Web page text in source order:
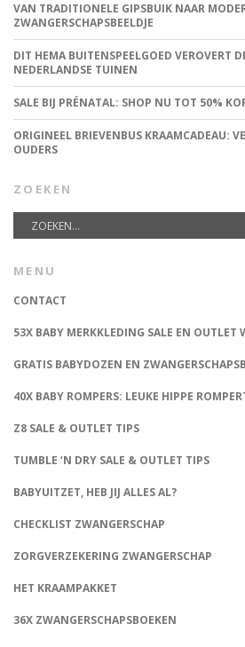
VAN TRADITIONELE GIPSBUIK NAAR
ZWANGERSCHAPSBEELDJE
DIT HEMA BUITENSPEELGOED VEROVERT
NEDERLANDSE TUINEN
SALE BIJ PRÉNATAL: SHOP NU TOT 50%
ORIGINEEL BRIEVENBUS KRAAMCADEAU:
OUDERS
ZOEKEN
MENU
CONTACT
53X BABY MERKKLEDING SALE EN OUTLET
GRATIS BABYDOZEN EN
40X BABY ROMPERS: LEUKE HIPPE
Z8 SALE & OUTLET TIPS
TUMBLE ‘N DRY SALE & OUTLET TIPS
BABYUITZET, HEB JIJ ALLES AL?
CHECKLIST ZWANGERSCHAP
ZORGVERZEKERING ZWANGERSCHAP
HET KRAAMPAKKET
36X ZWANGERSCHAPSBOEKEN